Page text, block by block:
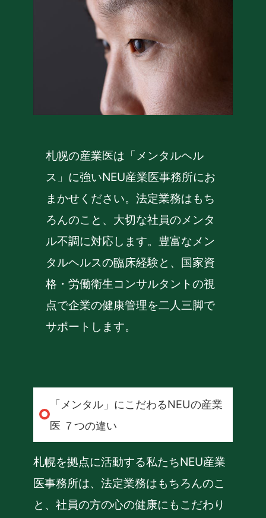
札幌の産業医は「メンタルヘル
ス」に強いNEU産業医事務所にお
まかせください。 法定業務はもち
ろんのこと、大切な社員のメンタ
ル不調に対応します。 豊富なメン
タルヘルスの臨床経験と、国家資
格・労働衛生コンサルタントの視
点で企業の健康管理を二人三脚で
サポートします。
「メンタル」にこだわるNEUの産業
医 ７つの違い
札幌を拠点に活動する私たちNEU産業
医事務所は、法定業務はもちろんのこ
と、社員の方の心の健康にもこだわり